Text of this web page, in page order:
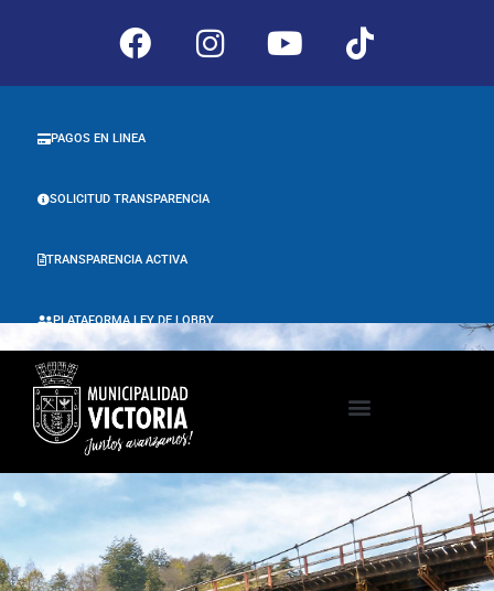
PLATAFORMA LEY DE LOBBY
TRANSPARENCIA ACTIVA
SOLICITUD TRANSPARENCIA
PAGOS EN LINEA